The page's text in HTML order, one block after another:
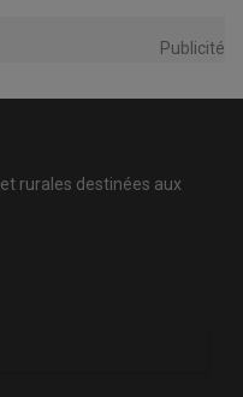
Publicité
rurales destinées aux